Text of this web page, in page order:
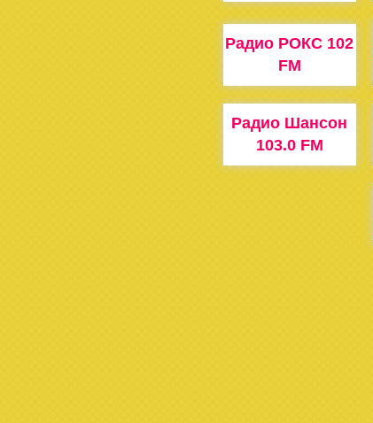
Радио РОКС 102
FM
Радио Шансон
103.0 FM